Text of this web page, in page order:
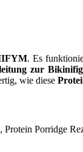
. Es
zur
wie diese